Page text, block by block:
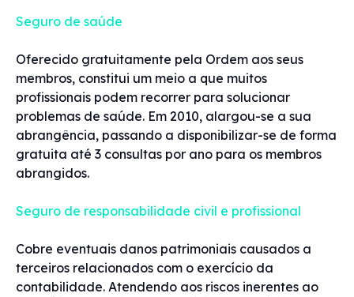
Seguro de saúde
Oferecido gratuitamente pela Ordem aos seus
membros, constitui um meio a que muitos
profissionais podem recorrer para solucionar
problemas de saúde. Em 2010, alargou-se a sua
abrangência, passando a disponibilizar-se de forma
gratuita até 3 consultas por ano para os membros
abrangidos.
Seguro de responsabilidade civil e profissional
Cobre eventuais danos patrimoniais causados a
terceiros relacionados com o exercício da
contabilidade. Atendendo aos riscos inerentes ao